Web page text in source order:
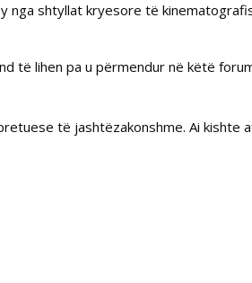
nga shtyllat kryesore të
të lihen pa u përmendur në këtë
të jashtëzakonshme. Ai kishte